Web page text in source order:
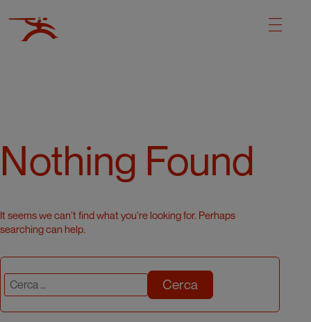
Nothing Found
It seems we can’t find what you’re looking for. Perhaps
searching can help.
Cerca: